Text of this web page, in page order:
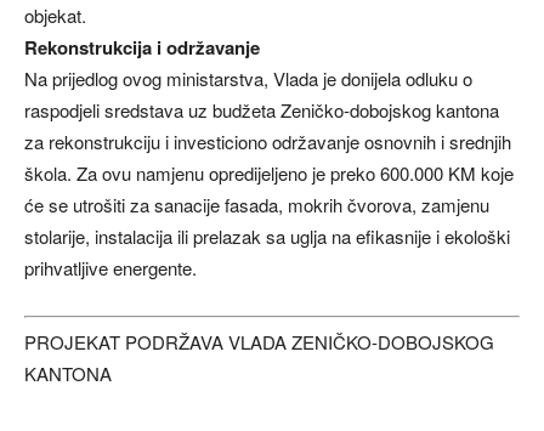
objekat.
Rekonstrukcija i održavanje
Na prijedlog ovog ministarstva, Vlada je donijela odluku o
raspodjeli sredstava uz budžeta Zeničko-dobojskog kantona
za rekonstrukciju i investiciono održavanje osnovnih i srednjih
škola. Za ovu namjenu opredijeljeno je preko 600.000 KM koje
će se utrošiti za sanacije fasada, mokrih čvorova, zamjenu
stolarije, instalacija ili prelazak sa uglja na efikasnije i ekološki
prihvatljive energente.
PROJEKAT PODRŽAVA VLADA ZENIČKO-DOBOJSKOG
KANTONA